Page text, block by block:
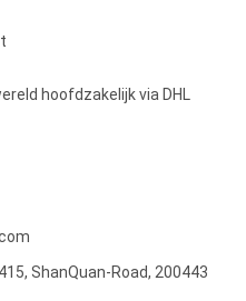
hoofdzakelijk via DHL
ShanQuan-Road, 200443